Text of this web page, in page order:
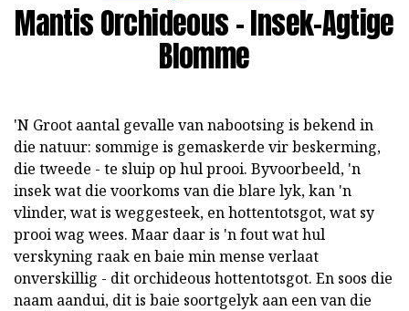
Mantis Orchideous - Insek-Agtige
Blomme
'N Groot aantal gevalle van nabootsing is bekend in
die natuur: sommige is gemaskerde vir beskerming,
die tweede - te sluip op hul prooi. Byvoorbeeld, 'n
insek wat die voorkoms van die blare lyk, kan 'n
vlinder, wat is weggesteek, en hottentotsgot, wat sy
prooi wag wees. Maar daar is 'n fout wat hul
verskyning raak en baie min mense verlaat
onverskillig - dit orchideous hottentotsgot. En soos die
naam aandui, dit is baie soortgelyk aan een van die